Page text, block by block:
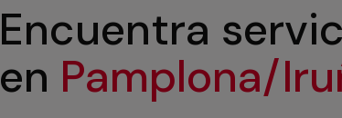
Encuentra
en Pamplona/